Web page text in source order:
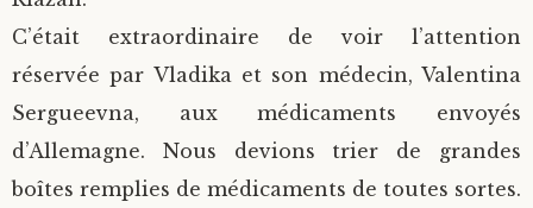
C’était extraordinaire de voir l’attention
réservée par Vladika et son médecin, Valentina
Sergueevna, aux médicaments envoyés
d’Allemagne. Nous devions trier de grandes
boîtes remplies de médicaments de toutes sortes.